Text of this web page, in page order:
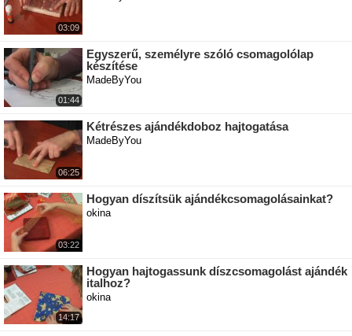
03:09
01:44
Egyszerű, személyre szóló csomagolólap
készítése
MadeByYou
06:25
Kétrészes ajándékdoboz hajtogatása
MadeByYou
03:22
Hogyan díszítsük ajándékcsomagolásainkat?
okina
14:17
Hogyan hajtogassunk díszcsomagolást ajándék
italhoz?
okina